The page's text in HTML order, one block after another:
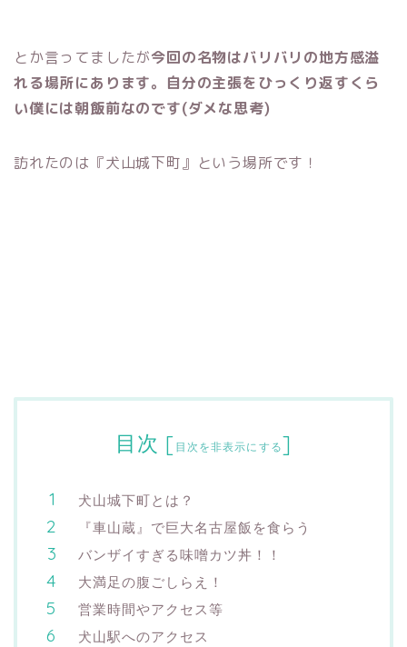
とか言ってましたが今回の名物はバリバリの地方感溢
れる場所にあります。自分の主張をひっくり返すくら
い僕には朝飯前なのです(ダメな思考)
訪れたのは『犬山城下町』という場所です！
目次 [ 目次を非表示にする]
犬山城下町とは？
『車山蔵』で巨大名古屋飯を食らう
バンザイすぎる味噌カツ丼！！
大満足の腹ごしらえ！
営業時間やアクセス等
犬山駅へのアクセス